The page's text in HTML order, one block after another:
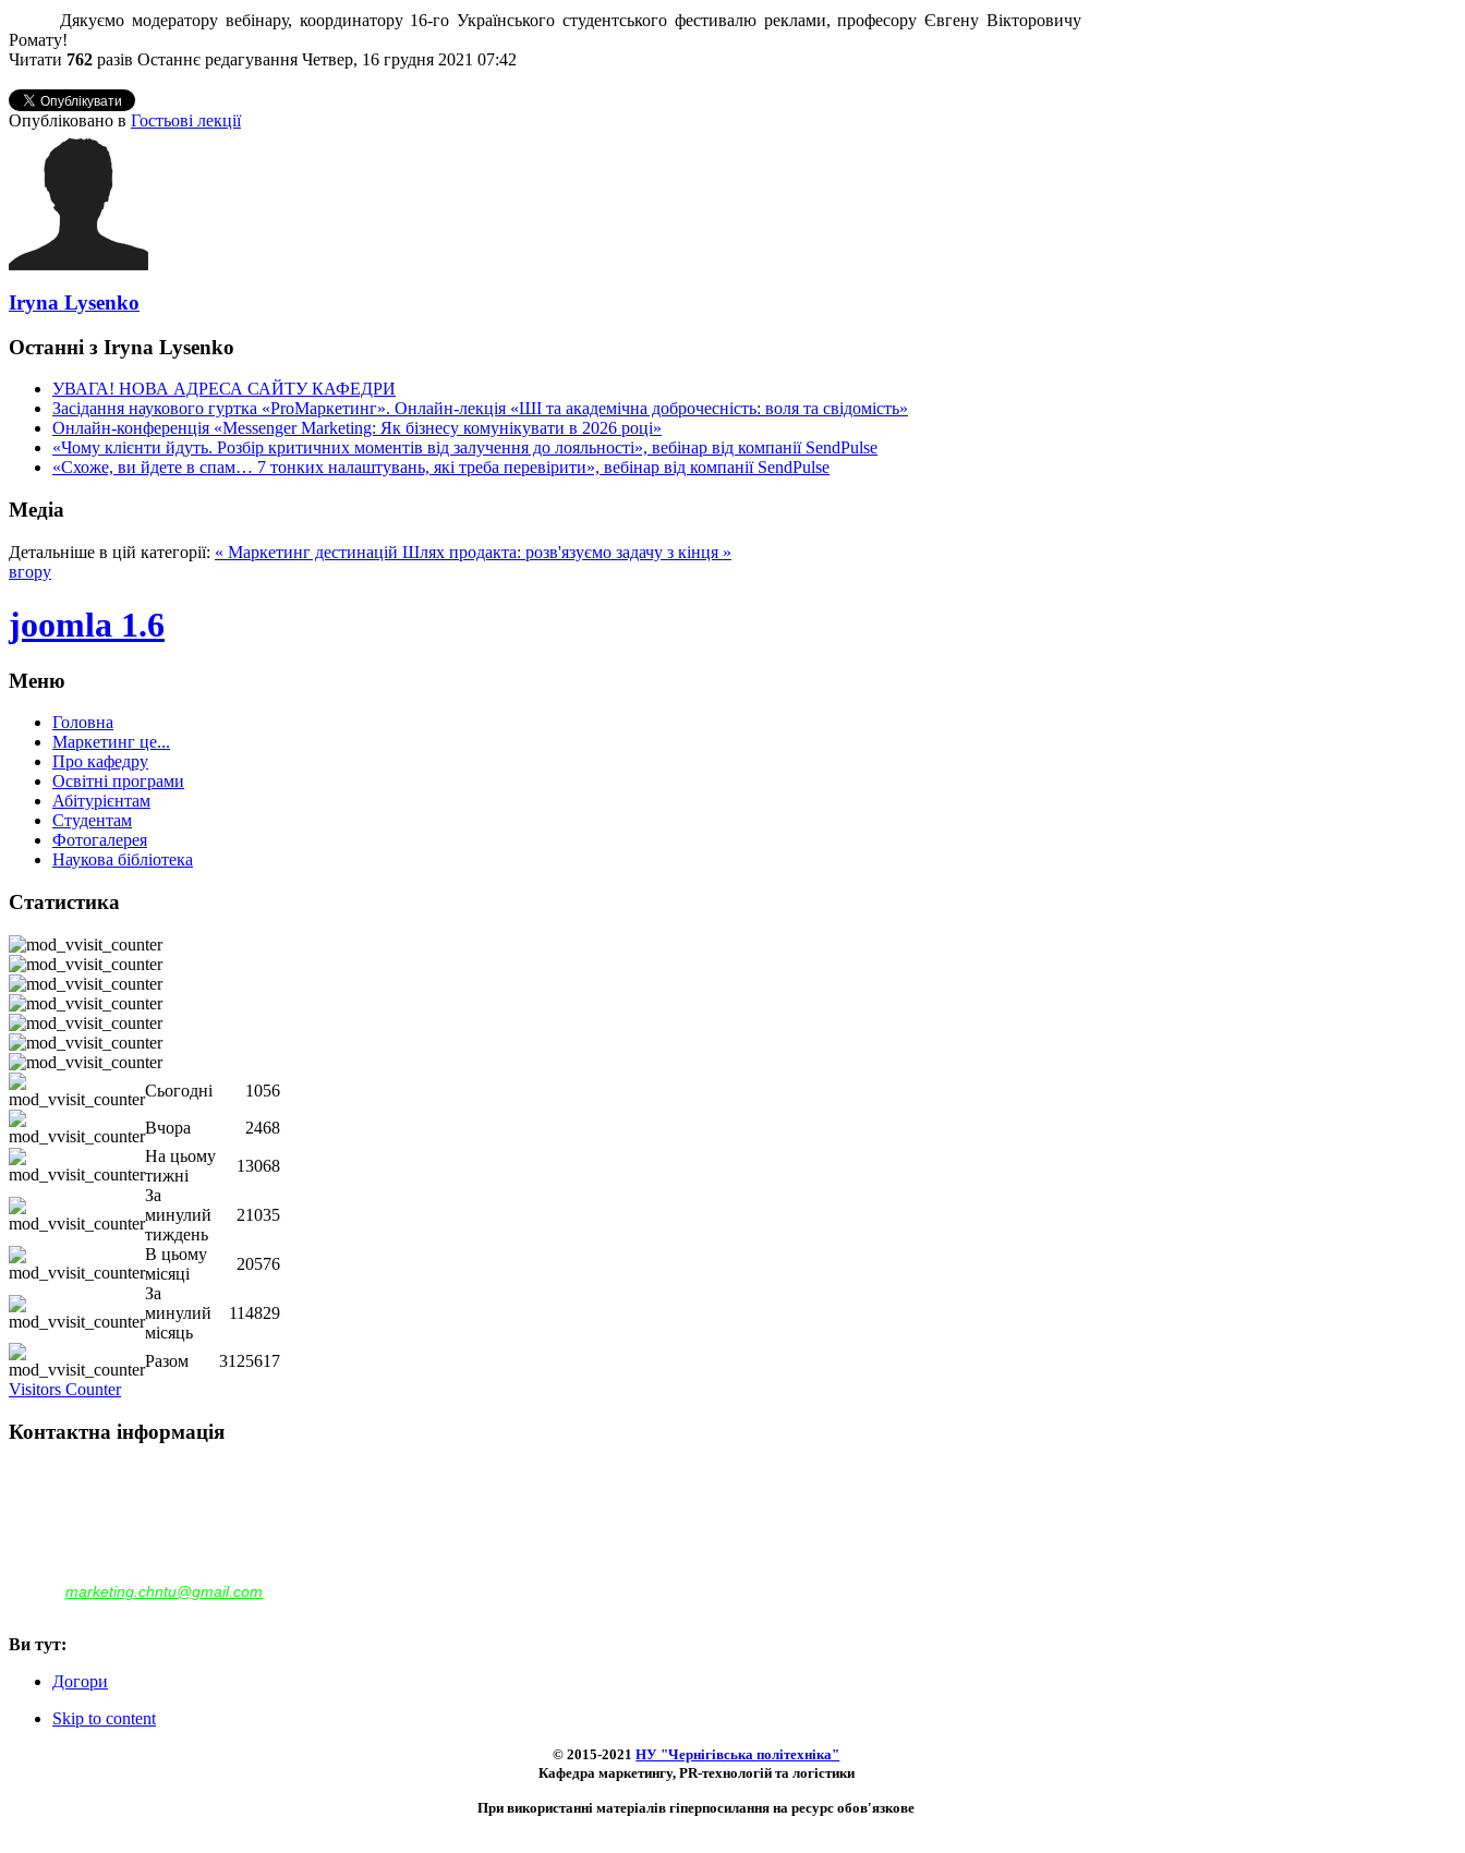
Дякуємо модератору вебінару, координатору 16-го Українського студентського фестивалю реклами, професору Євгену Вікторовичу
Ромату!
Читати 762 разів Останнє редагування Четвер, 16 грудня 2021 07:42
Опубліковано в Гостьові лекції
Iryna Lysenko
Останні з Iryna Lysenko
УВАГА! НОВА АДРЕСА САЙТУ КАФЕДРИ
Засідання наукового гуртка «ProМаркетинг». Онлайн-лекція «ШІ та академічна доброчесність: воля та свідомість»
Онлайн-конференція «Messenger Marketing: Як бізнесу комунікувати в 2026 році»
«Чому клієнти йдуть. Розбір критичних моментів від залучення до лояльності», вебінар від компанії SendPulse
«Схоже, ви йдете в спам… 7 тонких налаштувань, які треба перевірити», вебінар від компанії SendPulse
Медіа
Детальніше в цій категорії: « Маркетинг дестинацій Шлях продакта: розв'язуємо задачу з кінця »
вгору
joomla 1.6
Меню
Головна
Маркетинг це...
Про кафедру
Освітні програми
Абітурієнтам
Студентам
Фотогалерея
Наукова бібліотека
Статистика
Сьогодні
1056
Вчора
2468
На цьому
тижні
13068
За
минулий
тиждень
21035
В цьому
місяці
20576
За
минулий
місяць
114829
Разом
3125617
Visitors Counter
Контактна інформація
marketing.chntu@gmail.com
Ви тут:
Догори
Skip to content
© 2015-2021 НУ "Чернігівська політехніка"
Кафедра маркетингу, PR-технологій та логістики
При використанні матеріалів гіперпосилання на ресурс обов'язкове